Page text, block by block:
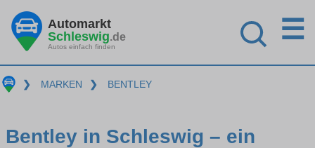
Automarkt
Schleswig.de
Autos einfach finden
☰
❯ MARKEN ❯ BENTLEY
Bentley in Schleswig – ein